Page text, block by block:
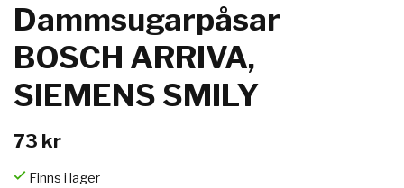
Dammsugarpåsar
BOSCH ARRIVA,
SIEMENS SMILY
73 kr
Finns i lager